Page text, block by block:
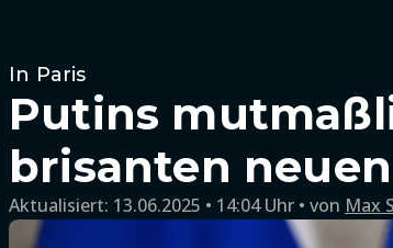
In Paris
Putins
brisanten
Aktualisiert: 13.06.2025 • 14:04 Uhr von Max